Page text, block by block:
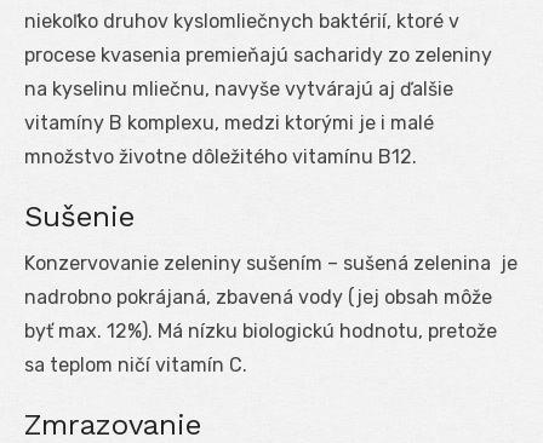
niekoľko druhov kyslomliečnych baktérií, ktoré v
procese kvasenia premieňajú sacharidy zo zeleniny
na kyselinu mliečnu, navyše vytvárajú aj ďalšie
vitamíny B komplexu, medzi ktorými je i malé
množstvo životne dôležitého vitamínu B12.
Sušenie
Konzervovanie zeleniny sušením – sušená zelenina je
nadrobno pokrájaná, zbavená vody (jej obsah môže
byť max. 12%). Má nízku biologickú hodnotu, pretože
sa teplom ničí vitamín C.
Zmrazovanie